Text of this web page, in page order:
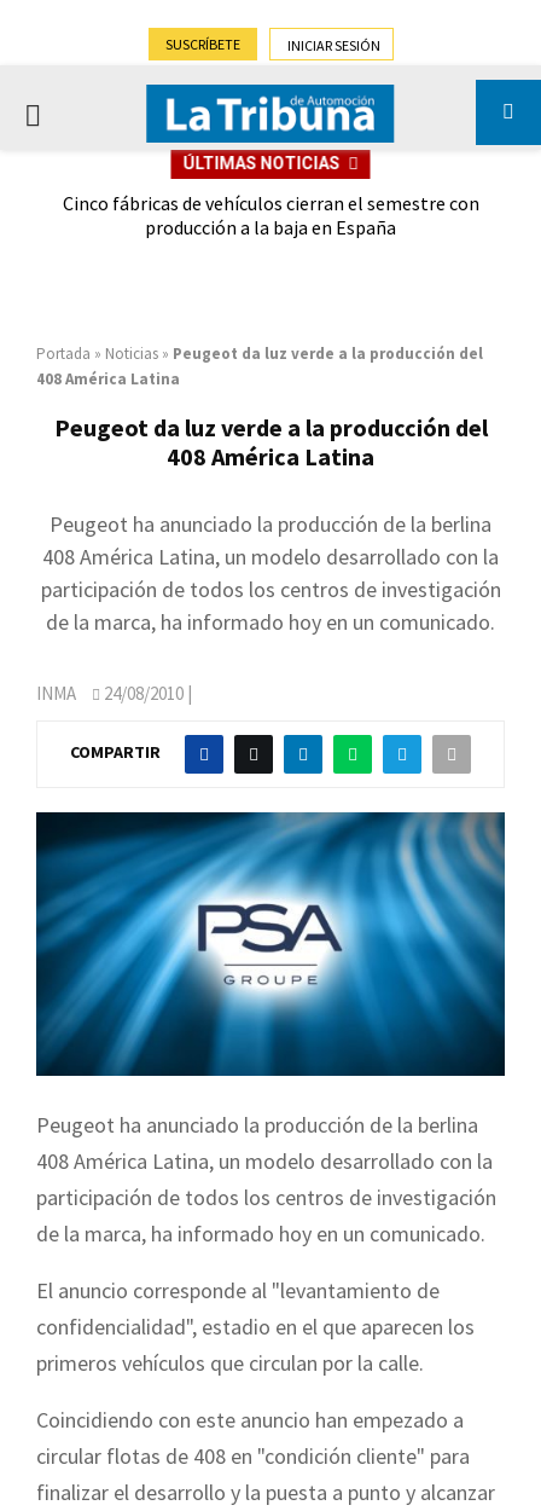
SUSCRÍBETE INICIAR SESIÓN
PRIMARY
ÚLTIMAS NOTICIAS
Cinco fábricas de vehículos cierran el semestre con
producción a la baja en España
Portada » Noticias » Peugeot da luz verde a la producción del
408 América Latina
Peugeot da luz verde a la producción del
408 América Latina
Peugeot ha anunciado la producción de la berlina
408 América Latina, un modelo desarrollado con la
participación de todos los centros de investigación
de la marca, ha informado hoy en un comunicado.
INMA 24/08/2010 |
COMPARTIR
Peugeot ha anunciado la producción de la berlina
408 América Latina, un modelo desarrollado con la
participación de todos los centros de investigación
de la marca, ha informado hoy en un comunicado.
El anuncio corresponde al "levantamiento de
confidencialidad", estadio en el que aparecen los
primeros vehículos que circulan por la calle.
Coincidiendo con este anuncio han empezado a
circular flotas de 408 en "condición cliente" para
finalizar el desarrollo y la puesta a punto y alcanzar